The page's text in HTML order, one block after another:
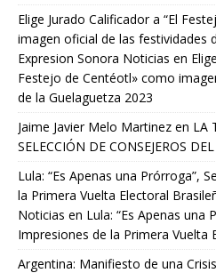
Elige Jurado Calificador a “El
imagen oficial de las festividades
Expresion Sonora Noticias en
Festejo de Centéotl» como
de la Guelaguetza 2023
Jaime Javier Melo Martinez en LA
SELECCIÓN DE CONSEJEROS
Lula: “Es Apenas una Prórroga”,
la Primera Vuelta Electoral
Noticias en Lula: “Es Apenas una
Impresiones de la Primera Vuelta
Argentina: Manifiesto de una